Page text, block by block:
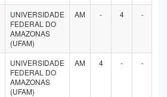
UNIVERSIDADE
FEDERAL DO
AMAZONAS
(UFAM)
AM - 4 -
UNIVERSIDADE
FEDERAL DO
AMAZONAS
(UFAM)
AM 4 - -